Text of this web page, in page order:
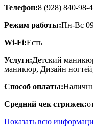
Телефон:8 (928) 840-98-
Режим работы:Пн-Вс
Wi-Fi:Есть
Услуги:Детский
маникюр, Дизайн
Способ оплаты:
Средний чек стрижек:
Показать всю